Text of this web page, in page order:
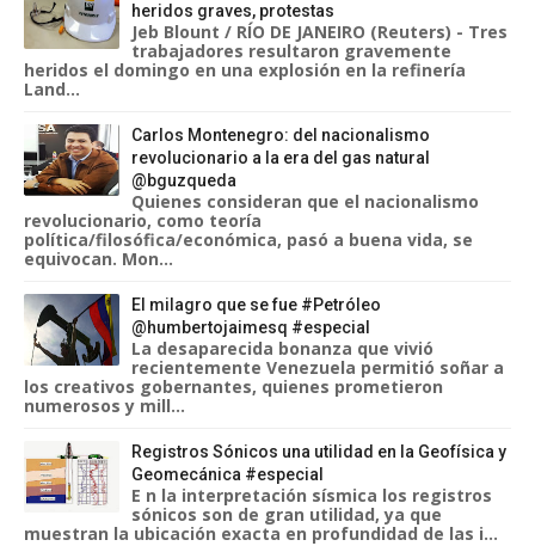
heridos graves, protestas
Jeb Blount / RÍO DE JANEIRO (Reuters) - Tres
trabajadores resultaron gravemente
heridos el domingo en una explosión en la refinería
Land...
Carlos Montenegro: del nacionalismo
revolucionario a la era del gas natural
@bguzqueda
Quienes consideran que el nacionalismo
revolucionario, como teoría
política/filosófica/económica, pasó a buena vida, se
equivocan. Mon...
El milagro que se fue #Petróleo
@humbertojaimesq #especial
La desaparecida bonanza que vivió
recientemente Venezuela permitió soñar a
los creativos gobernantes, quienes prometieron
numerosos y mill...
Registros Sónicos una utilidad en la Geofísica y
Geomecánica #especial
E n la interpretación sísmica los registros
sónicos son de gran utilidad, ya que
muestran la ubicación exacta en profundidad de las i...